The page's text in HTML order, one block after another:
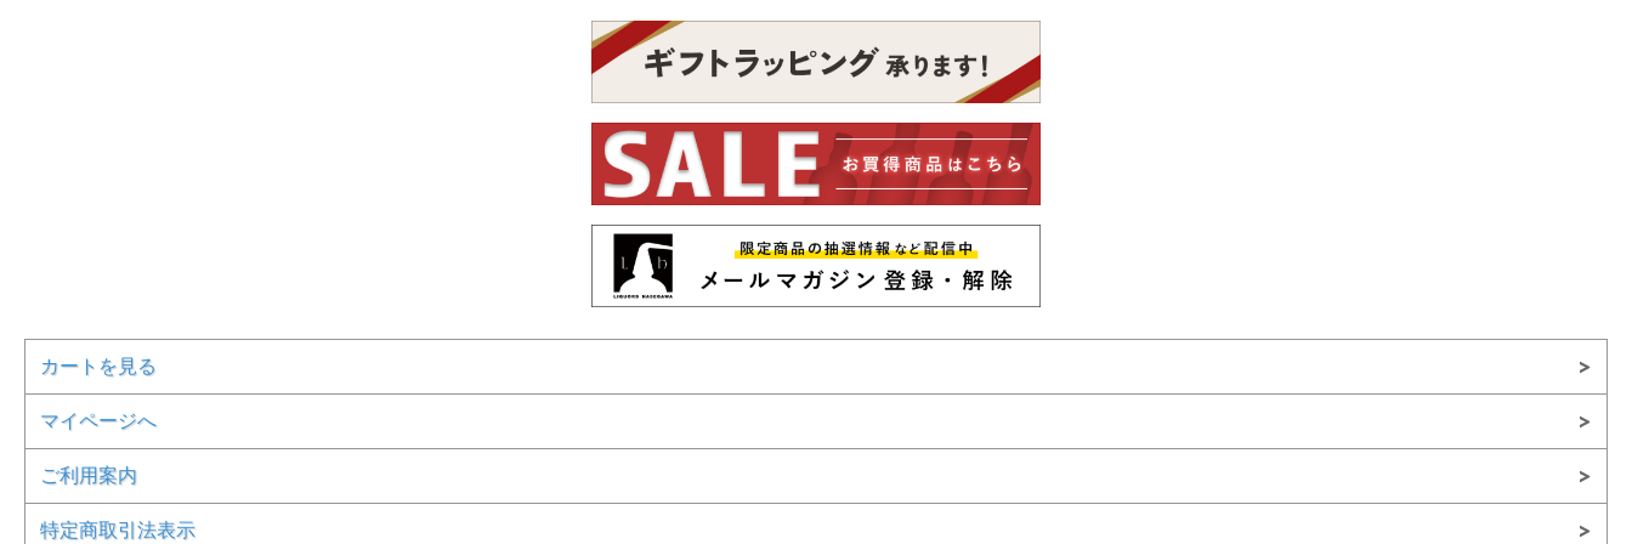
カートを見る
マイページへ
ご利用案内
特定商取引法表示